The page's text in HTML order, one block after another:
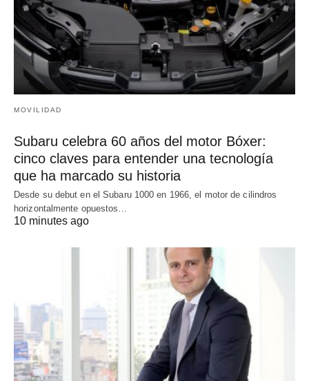
MOVILIDAD
Subaru celebra 60 años del motor Bóxer:
cinco claves para entender una tecnología
que ha marcado su historia
Desde su debut en el Subaru 1000 en 1966, el motor de cilindros
horizontalmente opuestos…
10 minutes ago